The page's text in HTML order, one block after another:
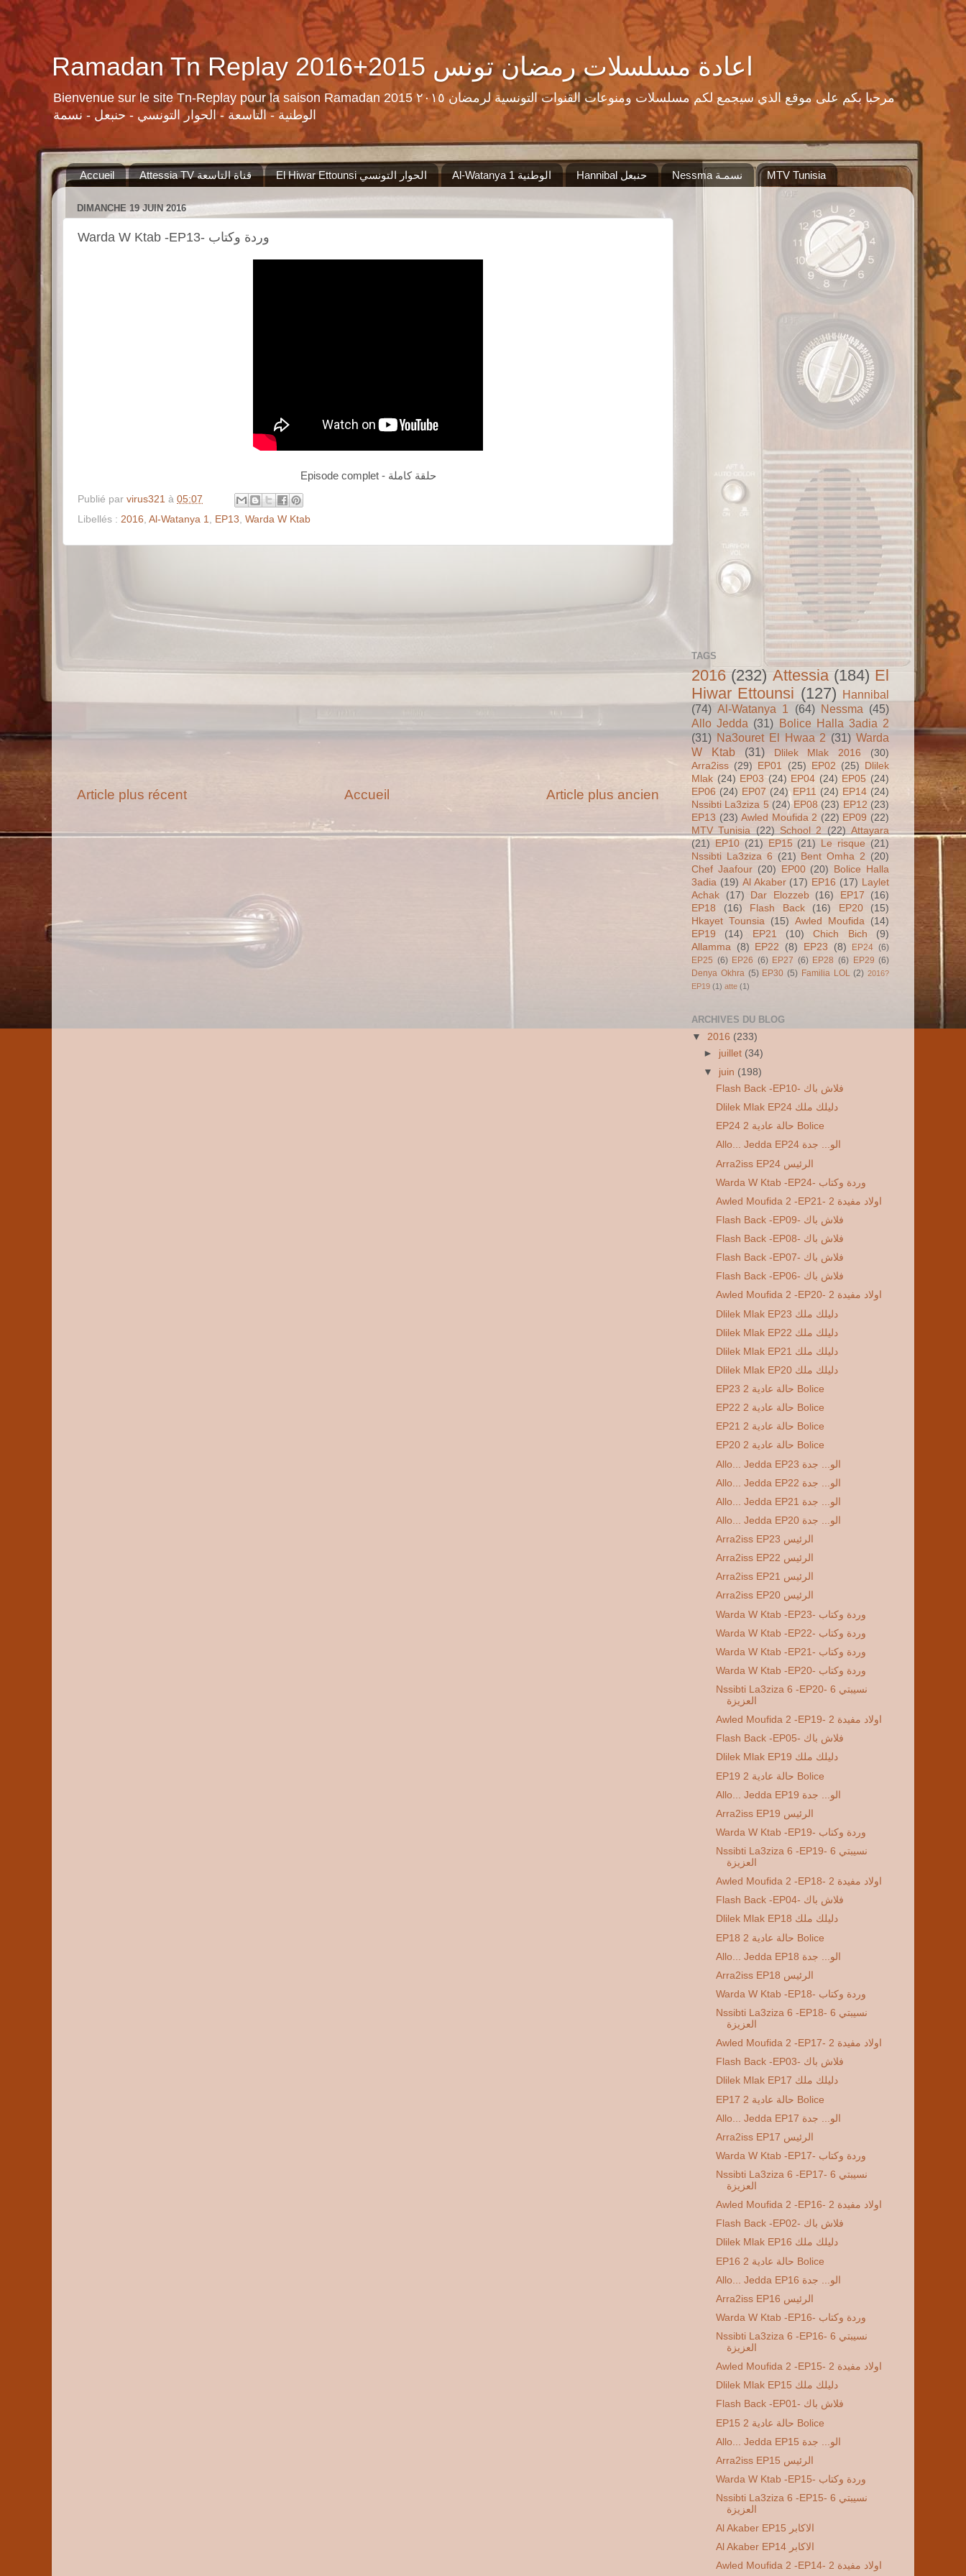
Ramadan Tn Replay 2016+2015 اعادة مسلسلات رمضان تونس
Bienvenue sur le site Tn-Replay pour la saison Ramadan 2015 مرحبا بكم على موقع الذي سيجمع لكم مسلسلات ومنوعات القنوات التونسية لرمضان ٢٠١٥
الوطنية - التاسعة - الحوار التونسي - حنبعل - نسمة
Accueil Attessia TV قناة التاسعة El Hiwar Ettounsi الحوار التونسي Al-Watanya 1 الوطنية Hannibal حنبعل‬ MTV Tunisia
DIMANCHE 19 JUIN 2016
Warda W Ktab -EP13- وردة وكتاب
Episode complet - حلقة كاملة
Publié par virus321 à 05:07
Libellés : 2016 Al-Watanya 1 EP13 Warda W Ktab
Article plus récent Article plus ancien
Accueil
TAGS
2016 (232) Attessia (184) El
Hiwar Ettounsi (127) Hannibal
(74) Al-Watanya 1 (64) Nessma (45)
Allo Jedda (31) Bolice Halla 3adia 2
(31) Na3ouret El Hwaa 2 (31) Warda
W Ktab
(31) Dlilek Mlak 2016
(30)
Arra2iss (29) EP01 (25) EP02 (25) Dlilek
Mlak (24) EP03 (24) EP04 (24) EP05 (24)
EP06 (24) EP07 (24) EP11 (24) EP14 (24)
Nssibti La3ziza 5 (24) EP08 (23) EP12 (23)
EP13 (23) Awled Moufida 2 (22) EP09 (22)
MTV Tunisia (22) School 2 (22) Attayara
(21) EP10 (21) EP15 (21) Le risque (21)
Nssibti La3ziza 6 (21) Bent Omha 2 (20)
Chef Jaafour (20) EP00 (20) Bolice Halla
3adia (19) Al Akaber (17) EP16 (17) Laylet
Achak
(17) Dar Elozzeb (16) EP17
(16)
EP18
(16) Flash Back (16) EP20
(15)
Hkayet Tounsia
(15) Awled Moufida
(14)
EP19
(14) EP21 (10) Chich Bich
(9)
Allamma
(8) EP22 (8) EP23 (8) EP24 (6)
EP25 (6) EP26 (6) EP27 (6) EP28 (6) EP29 (6)
Denya Okhra (5) EP30 (5) Familia LOL (2) 2016?
EP19 (1) atte (1)
ARCHIVES DU BLOG
▼ 2016 (233)
► juillet (34)
▼ juin (198)
Flash Back -EP10- فلاش باك
Dlilek Mlak EP24 دليلك ملك
EP24 2 حالة عادية Bolice
Allo... Jedda EP24 الو... جدة
Arra2iss EP24 الرئيس
Warda W Ktab -EP24- وردة وكتاب
Awled Moufida 2 -EP21- 2 اولاد مفيدة
Flash Back -EP09- فلاش باك
Flash Back -EP08- فلاش باك
Flash Back -EP07- فلاش باك
Flash Back -EP06- فلاش باك
Awled Moufida 2 -EP20- 2 اولاد مفيدة
Dlilek Mlak EP23 دليلك ملك
Dlilek Mlak EP22 دليلك ملك
Dlilek Mlak EP21 دليلك ملك
Dlilek Mlak EP20 دليلك ملك
EP23 2 حالة عادية Bolice
EP22 2 حالة عادية Bolice
EP21 2 حالة عادية Bolice
EP20 2 حالة عادية Bolice
Allo... Jedda EP23 الو... جدة
Allo... Jedda EP22 الو... جدة
Allo... Jedda EP21 الو... جدة
Allo... Jedda EP20 الو... جدة
Arra2iss EP23 الرئيس
Arra2iss EP22 الرئيس
Arra2iss EP21 الرئيس
Arra2iss EP20 الرئيس
Warda W Ktab -EP23- وردة وكتاب
Warda W Ktab -EP22- وردة وكتاب
Warda W Ktab -EP21- وردة وكتاب
Warda W Ktab -EP20- وردة وكتاب
Nssibti La3ziza 6 -EP20- 6 نسيبتي
العزيزة
Awled Moufida 2 -EP19- 2 اولاد مفيدة
Flash Back -EP05- فلاش باك
Dlilek Mlak EP19 دليلك ملك
EP19 2 حالة عادية Bolice
Allo... Jedda EP19 الو... جدة
Arra2iss EP19 الرئيس
Warda W Ktab -EP19- وردة وكتاب
Nssibti La3ziza 6 -EP19- 6 نسيبتي
العزيزة
Awled Moufida 2 -EP18- 2 اولاد مفيدة
Flash Back -EP04- فلاش باك
Dlilek Mlak EP18 دليلك ملك
EP18 2 حالة عادية Bolice
Allo... Jedda EP18 الو... جدة
Arra2iss EP18 الرئيس
Warda W Ktab -EP18- وردة وكتاب
Nssibti La3ziza 6 -EP18- 6 نسيبتي
العزيزة
Awled Moufida 2 -EP17- 2 اولاد مفيدة
Flash Back -EP03- فلاش باك
Dlilek Mlak EP17 دليلك ملك
EP17 2 حالة عادية Bolice
Allo... Jedda EP17 الو... جدة
Arra2iss EP17 الرئيس
Warda W Ktab -EP17- وردة وكتاب
Nssibti La3ziza 6 -EP17- 6 نسيبتي
العزيزة
Awled Moufida 2 -EP16- 2 اولاد مفيدة
Flash Back -EP02- فلاش باك
Dlilek Mlak EP16 دليلك ملك
EP16 2 حالة عادية Bolice
Allo... Jedda EP16 الو... جدة
Arra2iss EP16 الرئيس
Warda W Ktab -EP16- وردة وكتاب
Nssibti La3ziza 6 -EP16- 6 نسيبتي
العزيزة
Awled Moufida 2 -EP15- 2 اولاد مفيدة
Dlilek Mlak EP15 دليلك ملك
Flash Back -EP01- فلاش باك
EP15 2 حالة عادية Bolice
Allo... Jedda EP15 الو... جدة
Arra2iss EP15 الرئيس
Warda W Ktab -EP15- وردة وكتاب
Nssibti La3ziza 6 -EP15- 6 نسيبتي
العزيزة
Al Akaber EP15 الاكابر
Al Akaber EP14 الاكابر
Awled Moufida 2 -EP14- 2 اولاد مفيدة